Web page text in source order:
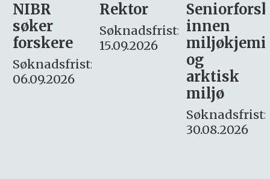
Rektor
Søknadsfrist:
15.09.2026
Seniorforsker
innen
miljøkjemi
søker
– fast
Søknadsfrist:
16. august.